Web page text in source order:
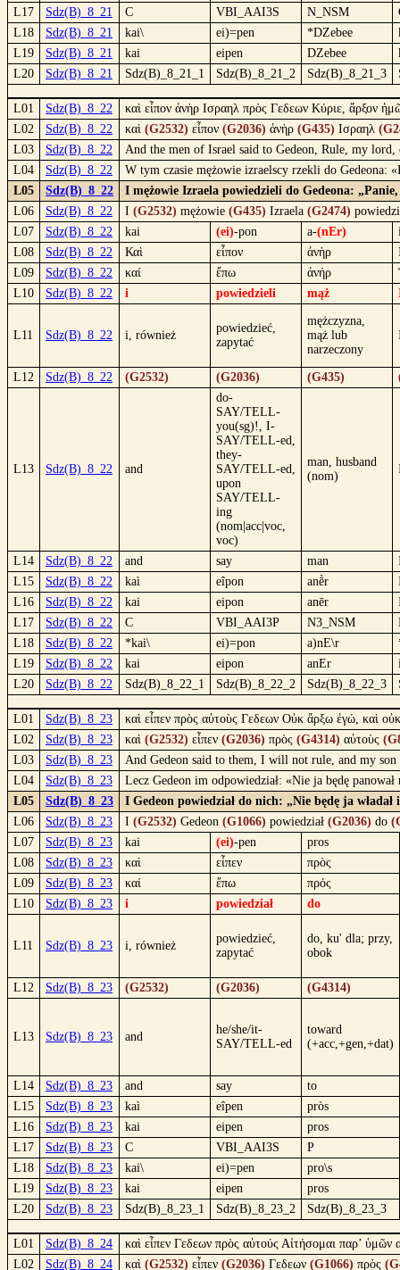
L17
Sdz(B)_8_21 C VBI_AAI3S N_NSM
L18
Sdz(B)_8_21 kai\ ei)=pen *DZebee
L19
Sdz(B)_8_21 kai eipen DZebee
L20
Sdz(B)_8_21 Sdz(B)_8_21_1 Sdz(B)_8_21_2 Sdz(B)_8_21_3
L01 Sdz(B)_8_22
καὶ εἶπον ἀνὴρ Ισραηλ πρὸς Γεδεων Κύριε, ἄρξον
L02
Sdz(B)_8_22 καὶ (G2532) εἶπον (G2036) ἀνὴρ (G435) Ισραηλ
L03
Sdz(B)_8_22
And the men of Israel said to Gedeon, Rule, my
L04
Sdz(B)_8_22
W tym czasie mężowie izraelscy rzekli do Gedeona:
L05
Sdz(B)_8_22
I mężowie Izraela powiedzieli do Gedeona:
L06
Sdz(B)_8_22 I (G2532) mężowie (G435) Izraela (G2474)
L07
Sdz(B)_8_22 kai (ei)-pon a-(nEr)
L08
Sdz(B)_8_22 Καὶ εἶπον ἀνὴρ
L09
Sdz(B)_8_22 καί ἔπω ἀνήρ
L10
Sdz(B)_8_22 i powiedzieli mąż
L11 Sdz(B)_8_22 i, również
powiedzieć,
zapytać
mężczyzna,
mąż lub
narzeczony
L12 Sdz(B)_8_22 (G2532) (G2036) (G435)
L13 Sdz(B)_8_22 and
do-
SAY/TELL-
you(sg)!, I-
SAY/TELL-ed,
they-
SAY/TELL-ed,
upon
SAY/TELL-
ing
(nom|acc|voc,
voc)
man, husband
(nom)
L14 Sdz(B)_8_22 and say man
L15
Sdz(B)_8_22 kaì eîpon anḕr
L16
Sdz(B)_8_22 kai eipon anēr
L17
Sdz(B)_8_22 C VBI_AAI3P N3_NSM
L18
Sdz(B)_8_22 *kai\ ei)=pon a)nE\r
L19
Sdz(B)_8_22 kai eipon anEr
L20
Sdz(B)_8_22 Sdz(B)_8_22_1 Sdz(B)_8_22_2 Sdz(B)_8_22_3
L01 Sdz(B)_8_23
καὶ εἶπεν πρὸς αὐτοὺς Γεδεων Οὐκ ἄρξω ἐγώ, καὶ
L02
Sdz(B)_8_23 καὶ (G2532) εἶπεν (G2036) πρὸς (G4314) αὐτοὺς
L03
Sdz(B)_8_23
And Gedeon said to them, I will not rule, and my
L04
Sdz(B)_8_23
Lecz Gedeon im odpowiedział: «Nie ja będę
L05
Sdz(B)_8_23
I Gedeon powiedział do nich: „Nie będę ja
L06
Sdz(B)_8_23 I (G2532) Gedeon (G1066) powiedział (G2036) do
L07
Sdz(B)_8_23 kai (ei)-pen
pros
L08
Sdz(B)_8_23 καὶ εἶπεν
πρὸς
L09
Sdz(B)_8_23 καί ἔπω
πρός
L10
Sdz(B)_8_23 i powiedział do
L11 Sdz(B)_8_23 i, również
powiedzieć,
zapytać
do, ku' dla; przy,
obok
L12 Sdz(B)_8_23 (G2532) (G2036) (G4314)
L13 Sdz(B)_8_23 and
he/she/it-
SAY/TELL-ed
toward
(+acc,+gen,+dat)
L14 Sdz(B)_8_23 and say
to
L15
Sdz(B)_8_23 kaì eîpen
pròs
L16
Sdz(B)_8_23 kai eipen
pros
L17
Sdz(B)_8_23 C VBI_AAI3S
P
L18
Sdz(B)_8_23 kai\ ei)=pen
pro\s
L19
Sdz(B)_8_23 kai eipen
pros
L20
Sdz(B)_8_23 Sdz(B)_8_23_1 Sdz(B)_8_23_2 Sdz(B)_8_23_3
L01 Sdz(B)_8_24
καὶ εἶπεν Γεδεων πρὸς αὐτούς Αἰτήσομαι παρ’ ὑμῶν
L02
Sdz(B)_8_24 καὶ (G2532) εἶπεν (G2036) Γεδεων (G1066) πρὸς